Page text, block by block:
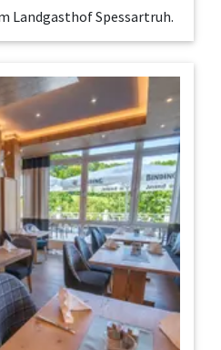
Landgasthof Spessartruh.